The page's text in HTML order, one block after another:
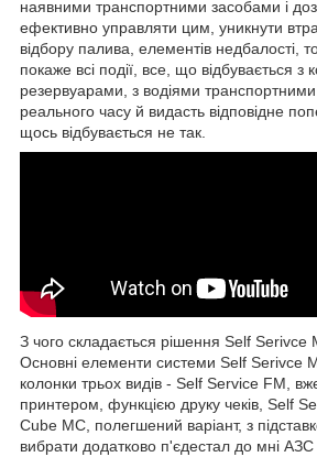
наявними транспортними засобами і
ефективно управляти цим, уникнути
відбору палива, елементів недбалості,
покаже всі події, все, що відбувається з
резервуарами, з водіями
реального часу й видасть відповідне
щось відбувається не так.
З чого складається рішення Self
Основні елементи системи Self Serivce
колонки трьох видів - Self Service FM,
принтером, функцією друку чеків, Self
Cube MC, полегшений варіант, з
вибрати додатково п'єдестал до мні